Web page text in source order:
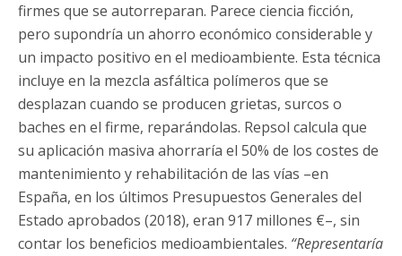
firmes que se autorreparan. Parece ciencia ficción,
pero supondría un ahorro económico considerable y
un impacto positivo en el medioambiente. Esta técnica
incluye en la mezcla asfáltica polímeros que se
desplazan cuando se producen grietas, surcos o
baches en el firme, reparándolas. Repsol calcula que
su aplicación masiva ahorraría el 50% de los costes de
mantenimiento y rehabilitación de las vías –en
España, en los últimos Presupuestos Generales del
Estado aprobados (2018), eran 917 millones €–, sin
contar los beneficios medioambientales. “Representaría